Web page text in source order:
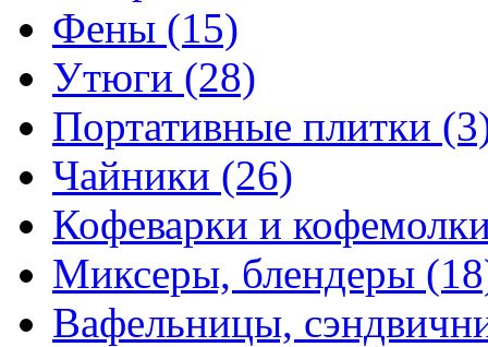
Фены (15)
Утюги (28)
Портативные плитки
Чайники (26)
Кофеварки и
Миксеры, блендеры
Вафельницы,